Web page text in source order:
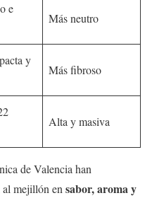
e
Más neutro
y
Más fibroso
Alta y masiva
de Valencia han
al mejillón ensabor, aroma y